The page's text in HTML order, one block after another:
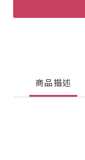
商品描述